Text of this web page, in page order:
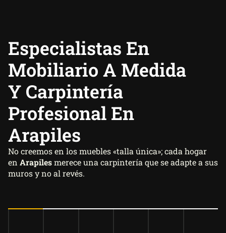
Especialistas En
Mobiliario A Medida
Y Carpintería
Profesional En
Arapiles
No creemos en los muebles «talla única»; cada hogar
en Arapilesmerece una carpintería que se adapte a sus
muros y no al revés.